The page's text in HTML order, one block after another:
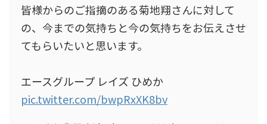
皆様からのご指摘のある菊地翔さんに対して
の、今までの気持ちと今の気持ちをお伝えさせ
てもらいたいと思います。
エースグループ レイズ ひめか
pic.twitter.com/bwpRxXK8bv